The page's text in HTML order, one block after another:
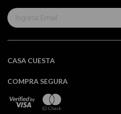
Suscríbase
al
informativo:
CASA CUESTA
COMPRA SEGURA